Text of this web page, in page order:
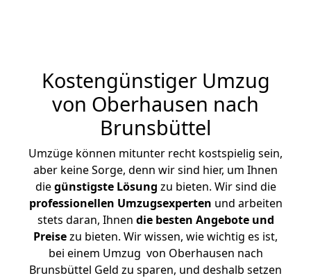
Kostengünstiger Umzug
von Oberhausen nach
Brunsbüttel
Umzüge können mitunter recht kostspielig sein,
aber keine Sorge, denn wir sind hier, um Ihnen
diegünstigste Lösung zu bieten. Wir sind die
professionellen Umzugsexperten und arbeiten
stets daran, Ihnen die besten Angebote und
Preisezu bieten. Wir wissen, wie wichtig es ist,
bei einem Umzug von Oberhausen nach
Brunsbüttel Geld zu sparen, und deshalb setzen